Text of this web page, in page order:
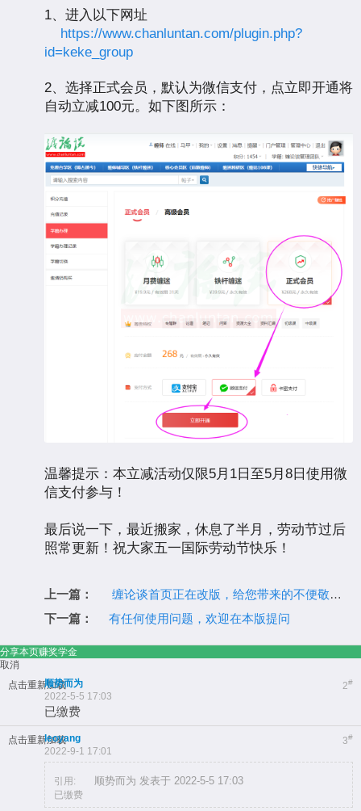
1、进入以下网址
https://www.chanluntan.com/plugin.php?
id=keke_group
2、选择正式会员，默认为微信支付，点立即开通将
自动立减100元。如下图所示：
温馨提示：本立减活动仅限5月1日至5月8日使用微
信支付参与！
最后说一下，最近搬家，休息了半月，劳动节过后
照常更新！祝大家五一国际劳动节快乐！
上一篇：
缠论谈首页正在改版，给您带来的不便敬请谅解
下一篇：
有任何使用问题，欢迎在本版提问
分享本页赚奖学金
取消
点击重新加载
2#
顺势而为
2022-5-5 17:03
已缴费
点击重新加载 3#
leoyang
2022-9-1 17:01
引用: 顺势而为 发表于 2022-5-5 17:03
已缴费